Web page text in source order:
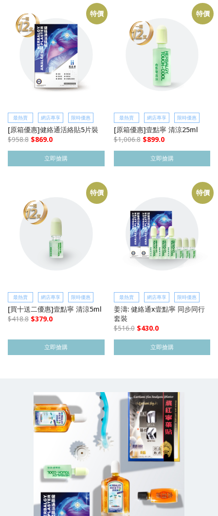
特價
最熱賣 網店專享 限時優惠
[原箱優惠]健絡通活絡貼5片裝
$958.8 $869.0
立即搶購
特價
最熱賣 網店專享 限時優惠
[原箱優惠]壹點寧 清涼25ml
$1,006.8 $899.0
立即搶購
特價
最熱賣 網店專享 限時優惠
[買十送二優惠]壹點寧 清涼5ml
$418.8 $379.0
立即搶購
特價
最熱賣 網店專享 限時優惠
姜濤: 健絡通x壹點寧 同步同行
套裝
$516.0 $430.0
立即搶購